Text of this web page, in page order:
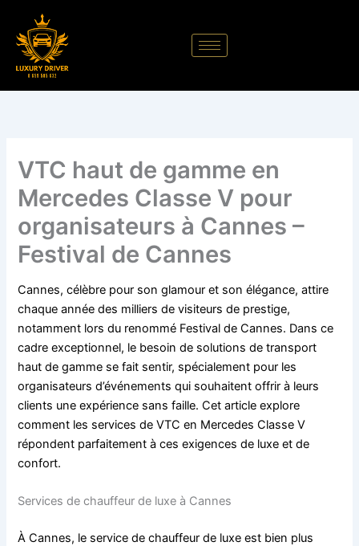
contenu
VTC haut de gamme en
Mercedes Classe V pour
organisateurs à Cannes –
Festival de Cannes
Cannes, célèbre pour son glamour et son élégance, attire
chaque année des milliers de visiteurs de prestige,
notamment lors du renommé Festival de Cannes. Dans ce
cadre exceptionnel, le besoin de solutions de transport
haut de gamme se fait sentir, spécialement pour les
organisateurs d’événements qui souhaitent offrir à leurs
clients une expérience sans faille. Cet article explore
comment les services de VTC en Mercedes Classe V
répondent parfaitement à ces exigences de luxe et de
confort.
Services de chauffeur de luxe à Cannes
À Cannes, le service de chauffeur de luxe est bien plus